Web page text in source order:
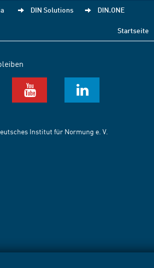
DIN Solutions DIN.ONE
Startseite
Institut für Normung e. V.